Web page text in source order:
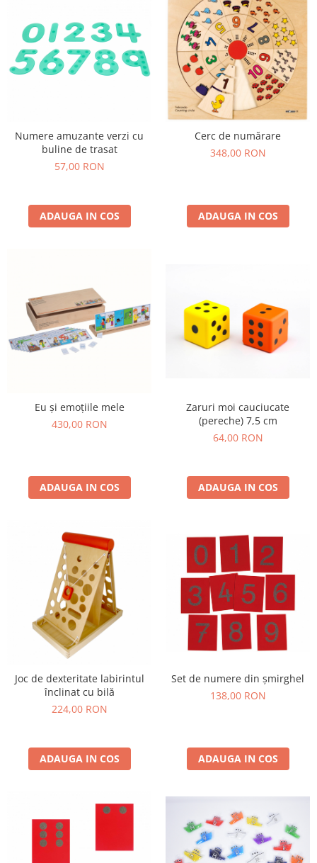
Numere amuzante verzi cu
buline de trasat
57,00 RON
ADAUGA IN COS
Cerc de numărare
348,00 RON
ADAUGA IN COS
Eu și emoțiile mele
430,00 RON
ADAUGA IN COS
Zaruri moi cauciucate
(pereche) 7,5 cm
64,00 RON
ADAUGA IN COS
Joc de dexteritate labirintul
înclinat cu bilă
224,00 RON
ADAUGA IN COS
Set de numere din șmirghel
138,00 RON
ADAUGA IN COS